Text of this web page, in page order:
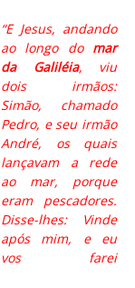
“E Jesus, andando
ao longo do mar
da Galiléia, viu
dois irmãos:
Simão, chamado
Pedro, e seu irmão
André, os quais
lançavam a rede
ao mar, porque
eram pescadores.
Disse-lhes: Vinde
após mim, e eu
vos farei